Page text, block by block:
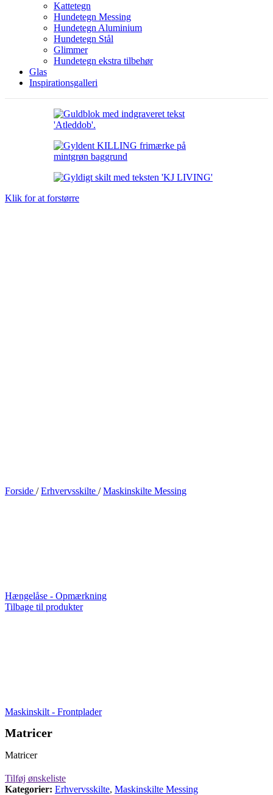
Kattetegn
Hundetegn Messing
Hundetegn Aluminium
Hundetegn Stål
Glimmer
Hundetegn ekstra tilbehør
Glas
Inspirationsgalleri
Klik for at forstørre
Forside / Erhvervsskilte / Maskinskilte Messing
Hængelåse - Opmærkning
Tilbage til produkter
Maskinskilt - Frontplader
Matricer
Matricer
Tilføj ønskeliste
Kategorier: Erhvervsskilte, Maskinskilte Messing